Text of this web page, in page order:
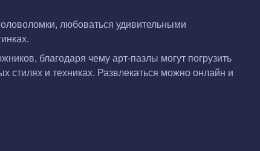
любоваться удивительными
благодаря чему арт-пазлы могут погрузить
стилях и техниках. Развлекаться можно онлайн и